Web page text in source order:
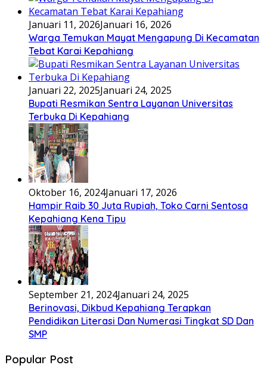
Januari 11, 2026Januari 16, 2026
Warga Temukan Mayat Mengapung Di Kecamatan
Tebat Karai Kepahiang
Januari 22, 2025Januari 24, 2025
Bupati Resmikan Sentra Layanan Universitas
Terbuka Di Kepahiang
Oktober 16, 2024Januari 17, 2026
Hampir Raib 30 Juta Rupiah, Toko Carni Sentosa
Kepahiang Kena Tipu
September 21, 2024Januari 24, 2025
Berinovasi, Dikbud Kepahiang Terapkan
Pendidikan Literasi Dan Numerasi Tingkat SD Dan
SMP
Popular Post